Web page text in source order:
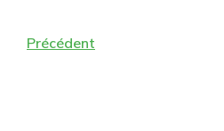
Précédent